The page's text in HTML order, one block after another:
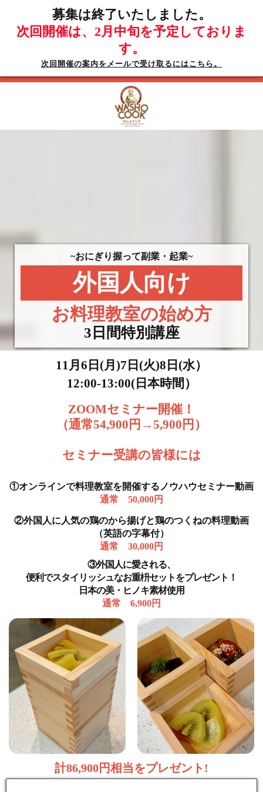
募集は終了いたしました。
次回開催は、2月中旬を予定しておりま
す。
次回開催の案内をメールで受け取るにはこちら。
~おにぎり握って副業・起業~
外国人向け
お料理教室の始め方
3日間特別講座
11月6日(月)7日(火)8日(水）
12:00-13:00(日本時間）
ZOOMセミナー開催！
（通常54,900円→5,900円）
セミナー受講の皆様には
①オンラインで料理教室を開催するノウハウセミナー動画
通常 50,000円
②外国人に人気の鶏のから揚げと鶏のつくねの料理動画
（英語の字幕付）
通常 30,000円
③外国人に愛される、
便利でスタイリッシュなお重枡セットをプレゼント！
日本の美・ヒノキ素材使用
通常 6,900円
計86,900円相当をプレゼント!